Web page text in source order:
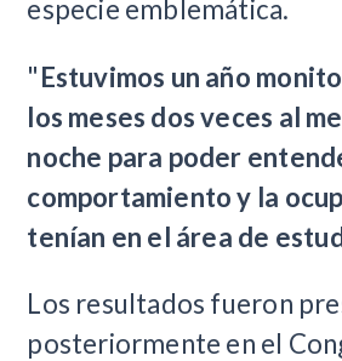
especie emblemática.
"Estuvimos un año
los meses dos veces al
noche para poder
comportamiento y la
tenían en el área de
Los resultados fueron
posteriormente en el